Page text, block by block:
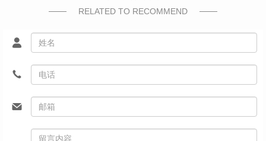
RELATED TO RECOMMEND